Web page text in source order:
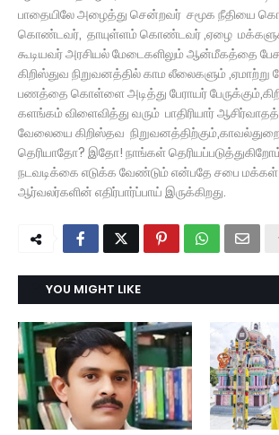
பாதையிலே அழைத்து சென்றவர் சமூக நீதியை
கொண்டவர், தாயுள்ளம் கொண்டவர் ,ஏழை
கூடியவர் அரசியல் மேடைகளிலும் ஆன்மீகத்தை
கிறிஸ்துவ நிறுவனத்தில் காம லீலைகளும்
பணத்தை கொள்ளை அடித்து பேராயர்
களங்கம் விளைவித்து வரும் பாதிரியார்
வேலையை கிறிஸ்தவ
தெரியாதோ? இதோ! நாங்கள்
நடவடிக்கை எடுக்க வேண்டும் என்பதே சபை மக்கள்
ஆர்வலர்களின் எதிர்பார்ப்பாய் இருக்கிறது.
YOU MIGHT LIKE